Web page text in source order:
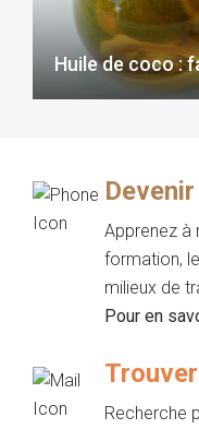
Huile de coco :
Apprenez à
formation,
milieux de
Pour en
Recherche